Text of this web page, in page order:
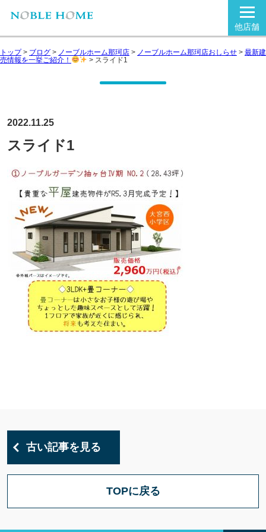
他店舗
トップ> ブログ > ノーブルホーム那珂店 > ノーブルホーム那珂店おしらせ > 最新建
売情報を一挙ご紹介！
> スライド1
2022.11.25
スライド1
古い記事を見る
TOPに戻る